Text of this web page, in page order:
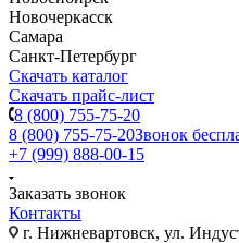
Новочеркасск
Самара
Санкт-Петербург
Скачать каталог
Скачать прайс-лист
8 (800) 755-75-20
8 (800) 755-75-20Звонок
+7 (999) 888-00-15
Заказать звонок
Контакты
г. Нижневартовск, ул.